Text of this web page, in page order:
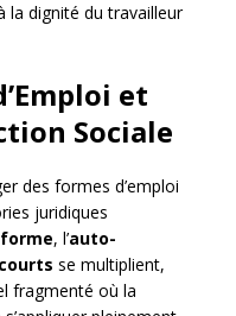
la dignité du travailleur
et
Sociale
des formes d’emploi
juridiques
, l’auto-
se multiplient,
fragmenté où la